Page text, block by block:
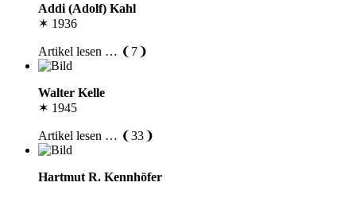
Addi (Adolf) Kahl
✶ 1936
Artikel lesen … ❨7❩
Walter Kelle
✶ 1945
Artikel lesen … ❨33❩
Hartmut R. Kennhöfer